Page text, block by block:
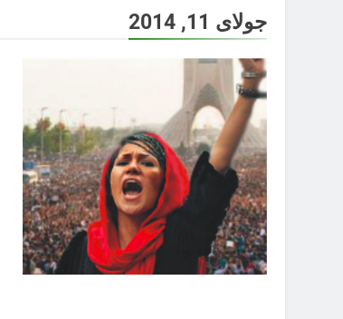
جولای 11, 2014